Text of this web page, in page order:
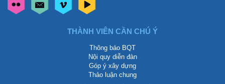
THÀNH VIÊN CẦN CHÚ Ý
Thông báo BQT
Nội quy diễn đàn
Góp ý xây dựng
Thảo luận chung